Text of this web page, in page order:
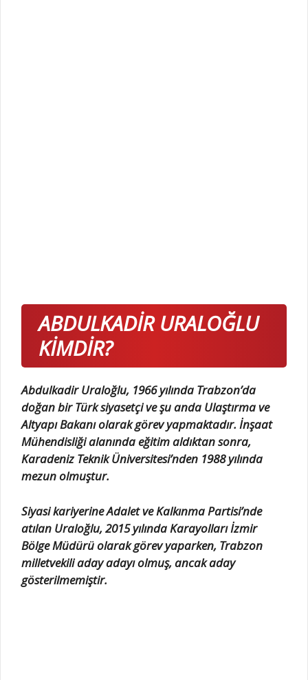
ABDULKADİR URALOĞLU
KİMDİR?
Abdulkadir Uraloğlu, 1966 yılında Trabzon’da
doğan bir Türk siyasetçi ve şu anda Ulaştırma ve
Altyapı Bakanı olarak görev yapmaktadır. İnşaat
Mühendisliği alanında eğitim aldıktan sonra,
Karadeniz Teknik Üniversitesi’nden 1988 yılında
mezun olmuştur.
Siyasi kariyerine Adalet ve Kalkınma Partisi’nde
atılan Uraloğlu, 2015 yılında Karayolları İzmir
Bölge Müdürü olarak görev yaparken, Trabzon
milletvekili aday adayı olmuş, ancak aday
gösterilmemiştir.